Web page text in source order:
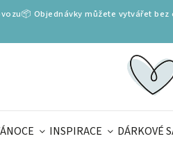
Objednávky můžete vytvářet
INSPIRACE DÁRKOVÉ